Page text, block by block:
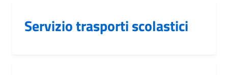
Servizio trasporti scolastici